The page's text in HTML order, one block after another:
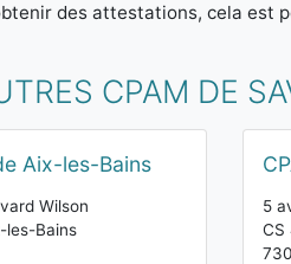
des attestations, cela est
CPAM DE
Aix-les-Bains
Wilson
les-Bains
5
CS